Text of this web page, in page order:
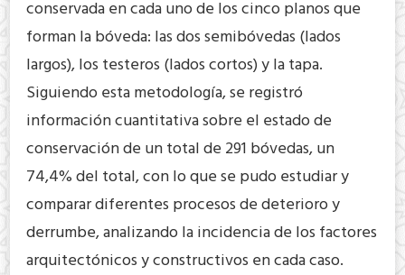
conservada en cada uno de los cinco planos que
forman la bóveda: las dos semibóvedas (lados
largos), los testeros (lados cortos) y la tapa.
Siguiendo esta metodología, se registró
información cuantitativa sobre el estado de
conservación de un total de 291 bóvedas, un
74,4% del total, con lo que se pudo estudiar y
comparar diferentes procesos de deterioro y
derrumbe, analizando la incidencia de los factores
arquitectónicos y constructivos en cada caso.